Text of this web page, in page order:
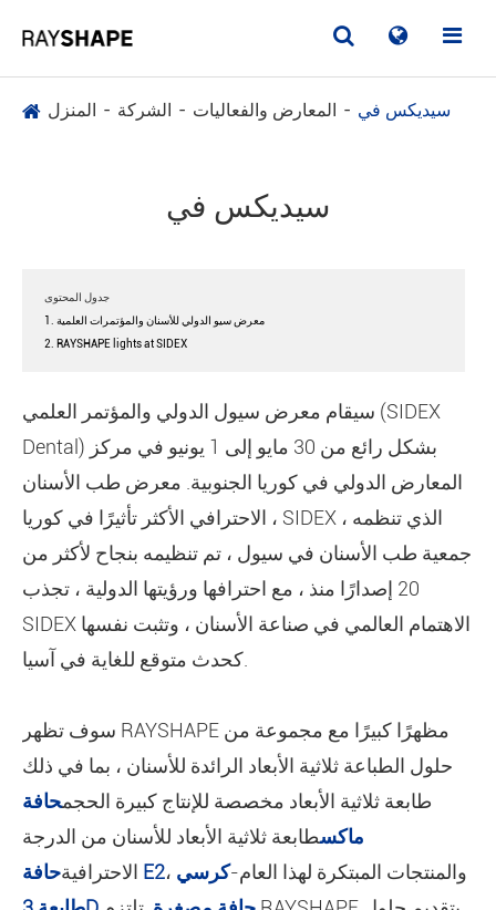
المنزل الشركة المعارض والفعاليات سيديكس في
سيديكس في
جدول المحتوى
1. معرض سيو الدولي للأسنان والمؤتمرات العلمية
2. RAYSHAPE lights at SIDEX
سيقام معرض سيول الدولي والمؤتمر العلمي (SIDEX
Dental) بشكل رائع من 30 مايو إلى 1 يونيو في مركز
المعارض الدولي في كوريا الجنوبية. معرض طب الأسنان
الاحترافي الأكثر تأثيرًا في كوريا ، SIDEX ، الذي تنظمه
جمعية طب الأسنان في سيول ، تم تنظيمه بنجاح لأكثر من
20 إصدارًا منذ ، مع احترافها ورؤيتها الدولية ، تجذب
SIDEX الاهتمام العالمي في صناعة الأسنان ، وتثبت نفسها
سوف تظهر RAYSHAPE مظهرًا كبيرًا مع مجموعة من
حلول الطباعة ثلاثية الأبعاد الرائدة للأسنان ، بما في ذلك
طابعة ثلاثية الأبعاد مخصصة للإنتاج كبيرة الحجمحافة
ماكسطابعة ثلاثية الأبعاد للأسنان من الدرجة
الاحترافية حافة E2 ، والمنتجات المبتكرة لهذا العام-كرسي